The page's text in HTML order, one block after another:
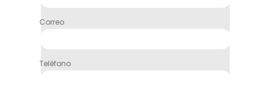
Correo
Teléfono